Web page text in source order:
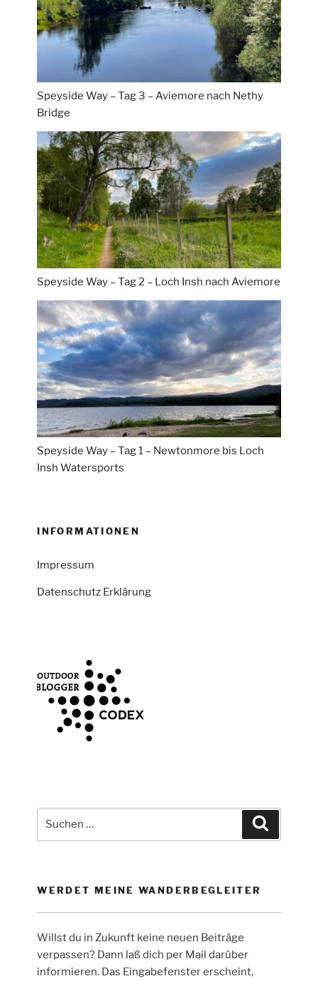
Speyside Way – Tag 3 – Aviemore nach Nethy
Bridge
Speyside Way – Tag 2 – Loch Insh nach Aviemore
Speyside Way – Tag 1 – Newtonmore bis Loch
Insh Watersports
INFORMATIONEN
Impressum
Datenschutz Erklärung
WERDET MEINE WANDERBEGLEITER
Willst du in Zukunft keine neuen Beiträge
verpassen? Dann laß dich per Mail darüber
informieren. Das Eingabefenster erscheint,